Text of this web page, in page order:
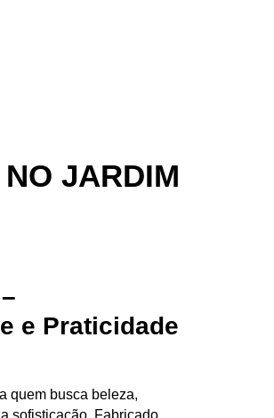
JARDIM
e Praticidade
quem busca beleza,
sofisticação. Fabricado